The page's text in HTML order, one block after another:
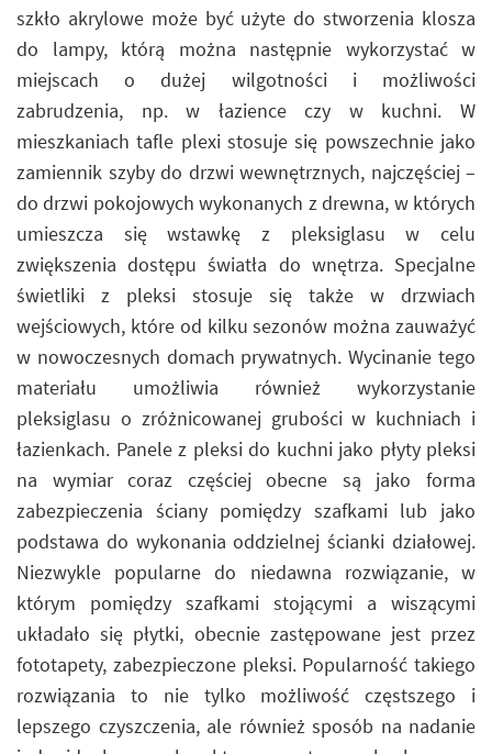
szkło akrylowe może być użyte do stworzenia klosza
do lampy, którą można następnie wykorzystać w
miejscach o dużej wilgotności i możliwości
zabrudzenia, np. w łazience czy w kuchni. W
mieszkaniach tafle plexi stosuje się powszechnie jako
zamiennik szyby do drzwi wewnętrznych, najczęściej –
do drzwi pokojowych wykonanych z drewna, w których
umieszcza się wstawkę z pleksiglasu w celu
zwiększenia dostępu światła do wnętrza. Specjalne
świetliki z pleksi stosuje się także w drzwiach
wejściowych, które od kilku sezonów można zauważyć
w nowoczesnych domach prywatnych. Wycinanie tego
materiału umożliwia również wykorzystanie
pleksiglasu o zróżnicowanej grubości w kuchniach i
łazienkach. Panele z pleksi do kuchni jako płyty pleksi
na wymiar coraz częściej obecne są jako forma
zabezpieczenia ściany pomiędzy szafkami lub jako
podstawa do wykonania oddzielnej ścianki działowej.
Niezwykle popularne do niedawna rozwiązanie, w
którym pomiędzy szafkami stojącymi a wiszącymi
układało się płytki, obecnie zastępowane jest przez
fototapety, zabezpieczone pleksi. Popularność takiego
rozwiązania to nie tylko możliwość częstszego i
lepszego czyszczenia, ale również sposób na nadanie